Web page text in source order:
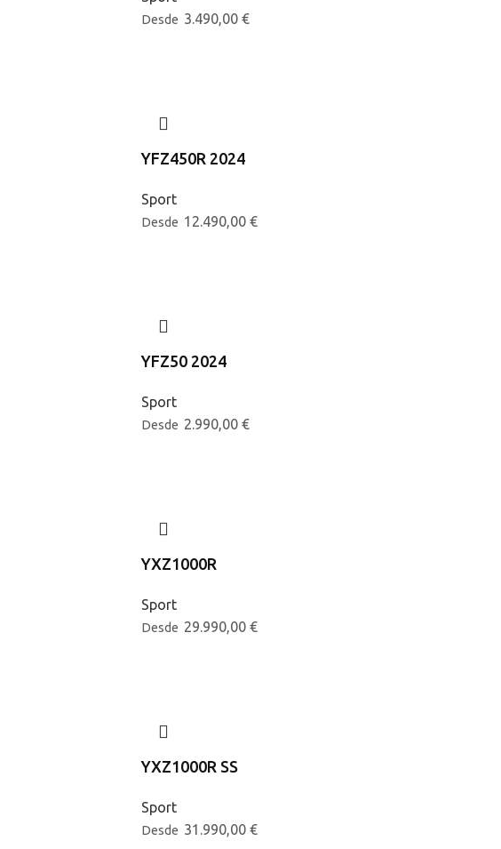
Desde 3.490,00 €
YFZ450R 2024
Sport
Desde 12.490,00 €
YFZ50 2024
Sport
Desde 2.990,00 €
YXZ1000R
Sport
Desde 29.990,00 €
YXZ1000R SS
Sport
Desde 31.990,00 €